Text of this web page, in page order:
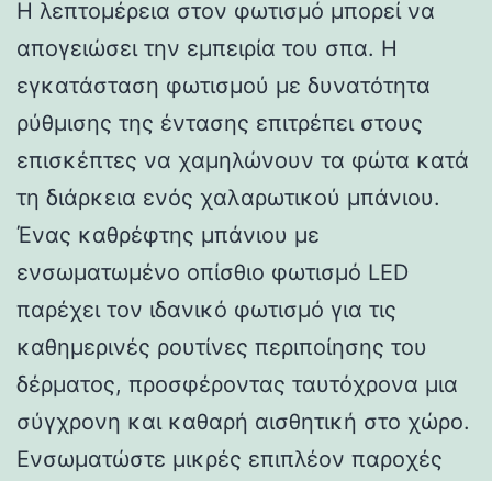
Η λεπτομέρεια στον φωτισμό μπορεί να
απογειώσει την εμπειρία του σπα. Η
εγκατάσταση φωτισμού με δυνατότητα
ρύθμισης της έντασης επιτρέπει στους
επισκέπτες να χαμηλώνουν τα φώτα κατά
τη διάρκεια ενός χαλαρωτικού μπάνιου.
Ένας καθρέφτης μπάνιου με
ενσωματωμένο οπίσθιο φωτισμό LED
παρέχει τον ιδανικό φωτισμό για τις
καθημερινές ρουτίνες περιποίησης του
δέρματος, προσφέροντας ταυτόχρονα μια
σύγχρονη και καθαρή αισθητική στο χώρο.
Ενσωματώστε μικρές επιπλέον παροχές